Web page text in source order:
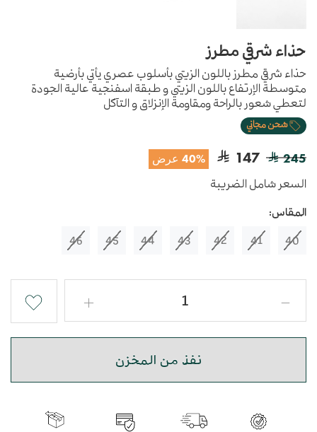
حذاء شرقي مطرز
حذاء شرقي مطرز باللون الزيتي بأسلوب عصري يأتي بأرضية
متوسطة الإرتفاع باللون الزيتي و طبقة اسفنجية عالية الجودة
لتعطي شعور بالراحة ومقاومة الإنزلاق و التآكل
شحن مجاني
245
147 40% عرض
السعر شامل الضريبة
المقاس:
40
41
42
43
44
45
46
نفذ من المخزن